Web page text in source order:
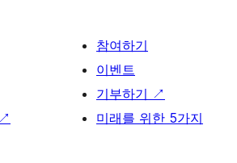
↗
참여하기
이벤트
기부하기 ↗
미래를 위한 5가지